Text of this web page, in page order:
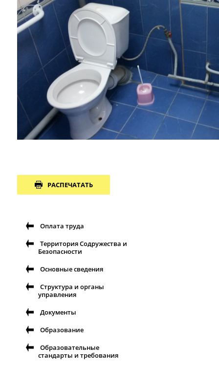
РАСПЕЧАТАТЬ
Оплата труда
Территория Содружества и
Безопасности
Основные сведения
Структура и органы
управления
Документы
Образование
Образовательные
стандарты и требования